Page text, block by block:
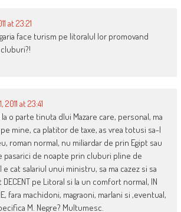
at 23:21
face turism pe litoralul lor promovand
2011 at 23:41
la o parte tinuta dlui Mazare care, personal, ma
mine, ca platitor de taxe, as vrea totusi sa-l
roman normal, nu miliardar de prin Egipt sau
pasarici de noapte prin cluburi pline de
cat salariul unui ministru, sa ma cazez si sa
pe Litoral si la un comfort normal, IN
fara machidoni, magraoni, marlani si ,eventual,
M. Negre? Multumesc.